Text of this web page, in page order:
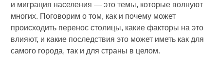
и миграция населения — это темы, которые волнуют
многих. Поговорим о том, как и почему может
происходить перенос столицы, какие факторы на это
влияют, и какие последствия это может иметь как для
самого города, так и для страны в целом.